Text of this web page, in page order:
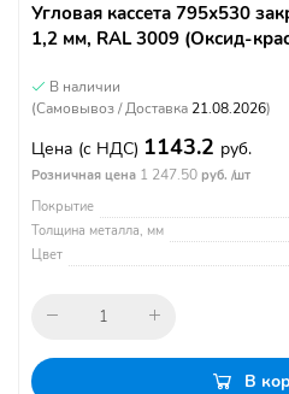
Угловая кассета 795х530
1,2 мм, RAL 3009 (Оксид-
В наличии
(Самовывоз / Доставка 21.08.2026)
Цена (с НДС) 1143.2 руб.
Розничная цена 1 247.50 руб. /шт
Покрытие
Толщина металла, мм
Цвет
В